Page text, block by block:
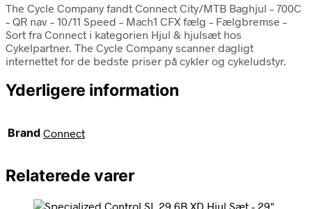
The Cycle Company fandt Connect City/MTB Baghjul – 700C
– QR nav – 10/11 Speed – Mach1 CFX fælg – Fælgbremse –
Sort fra Connect i kategorien Hjul & hjulsæt hos
Cykelpartner. The Cycle Company scanner dagligt
internettet for de bedste priser på cykler og cykeludstyr.
Yderligere information
Brand Connect
Relaterede varer